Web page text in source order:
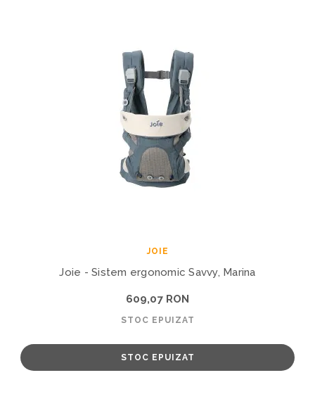
JOIE
Joie - Sistem ergonomic Savvy, Marina
609,07 RON
STOC EPUIZAT
STOC EPUIZAT